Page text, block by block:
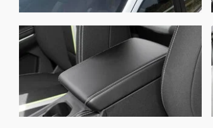
Клиренс:
Масса:
Объём багажника:
Трансмиссия: